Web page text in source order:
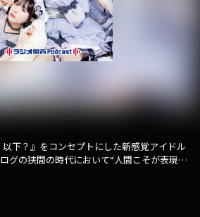
下？』をコンセプトにした新感覚アイドル
グの狭間の時代において“人間こそが表現で
様々な角度から発信していく。メンバー
)・怜伽(レイカ)と、それぞれ異なる個性と実
のままのエイアイカをお届けする15分！